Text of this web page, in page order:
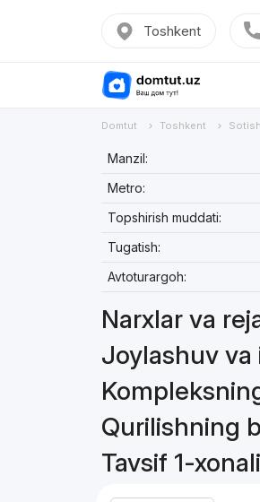
Toshkent
Domtut Toshkent Sotish
Manzil:
Metro:
Topshirish muddati:
Tugatish:
Avtoturargoh:
Narxlar va
Joylashuv va
Qurilishning
Tavsif 1-